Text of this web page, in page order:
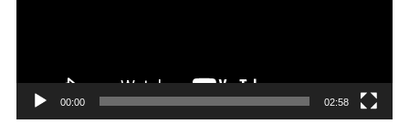
00:00 02:58